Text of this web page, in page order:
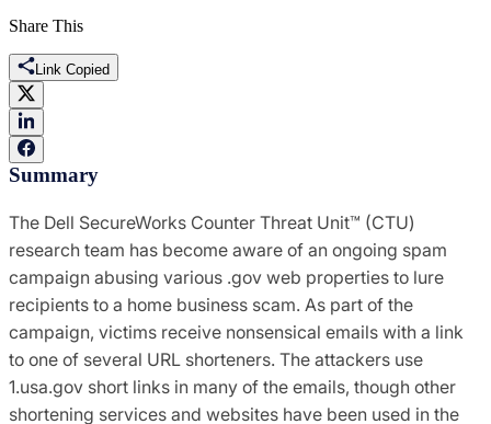
Share This
Link Copied
Summary
The Dell SecureWorks Counter Threat Unit™ (CTU)
research team has become aware of an ongoing spam
campaign abusing various .gov web properties to lure
recipients to a home business scam. As part of the
campaign, victims receive nonsensical emails with a link
to one of several URL shorteners. The attackers use
1.usa.gov short links in many of the emails, though other
shortening services and websites have been used in the